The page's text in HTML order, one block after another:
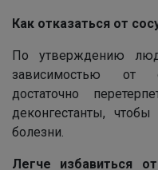
Как отказаться от
По утверждению
зависимостью от
достаточно
деконгестанты,
болезни.
Легче избавиться